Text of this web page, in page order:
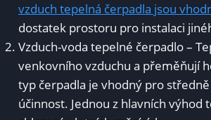
vzduch⁤ tepelná⁤ čerpadla jsou
dostatek prostoru pro⁢ instalaci‍
Vzduch-voda tepelné čerpadlo –
venkovního vzduchu a ​přeměňují
typ čerpadla ⁢je vhodný ⁣pro
účinnost. Jednou‍ z hlavních